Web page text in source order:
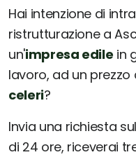
Hai intenzione di
ristrutturazione a
un'impresa edile in
lavoro, ad un
celeri?
Invia una richiesta
di 24 ore, riceverai